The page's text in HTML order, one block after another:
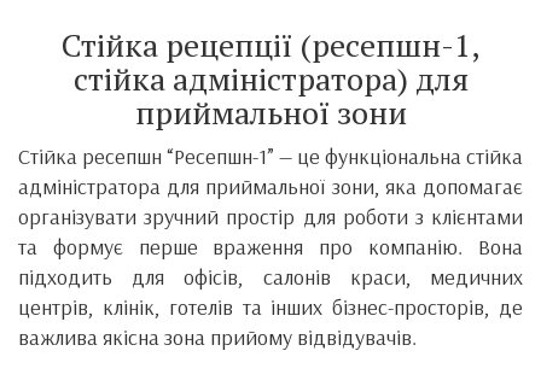
Стійка рецепції (ресепшн-1,
стійка адміністратора) для
приймальної зони
Стійка ресепшн “Ресепшн-1” — це функціональна стійка
адміністратора для приймальної зони, яка допомагає
організувати зручний простір для роботи з клієнтами
та формує перше враження про компанію. Вона
підходить для офісів, салонів краси, медичних
центрів, клінік, готелів та інших бізнес-просторів, де
важлива якісна зона прийому відвідувачів.